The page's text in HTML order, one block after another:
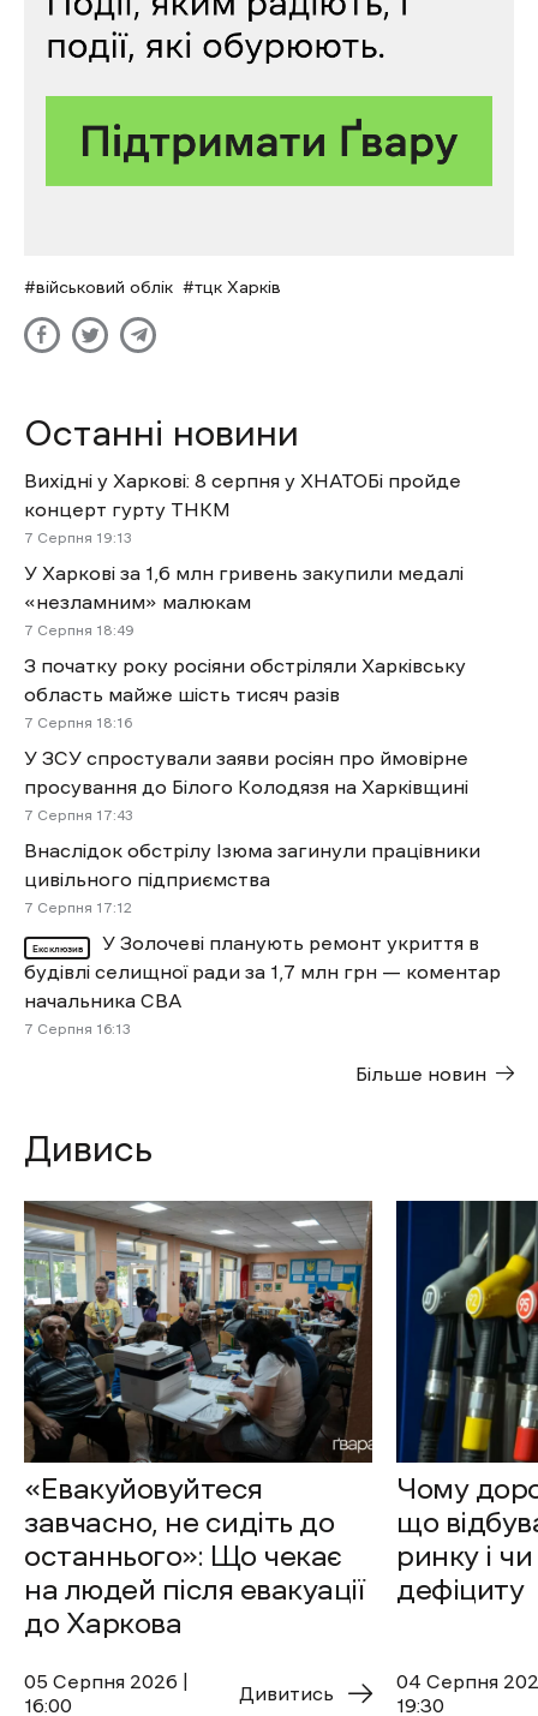
військовий облік тцк Харків
Останні новини
Вихідні у Харкові: 8 серпня у ХНАТОБі пройде
концерт гурту ТНКМ
7 Cерпня 19:13
У Харкові за 1,6 млн гривень закупили медалі
«незламним» малюкам
7 Cерпня 18:49
З початку року росіяни обстріляли Харківську
область майже шість тисяч разів
7 Cерпня 18:16
У ЗСУ спростували заяви росіян про ймовірне
просування до Білого Колодязя на Харківщині
7 Cерпня 17:43
Внаслідок обстрілу Ізюма загинули працівники
цивільного підприємства
7 Cерпня 17:12
Ексклюзив
У Золочеві планують ремонт укриття в
будівлі селищної ради за 1,7 млн грн — коментар
начальника СВА
7 Cерпня 16:13
Більше новин
Дивись
«Евакуйовуйтеся
завчасно, не сидіть до
останнього»: Що чекає
на людей після евакуації
до Харкова
05 Cерпня 2026 |
16:00
Дивитись
Чому
що
ринку і
дефіциту
04 Cерпня
19:30